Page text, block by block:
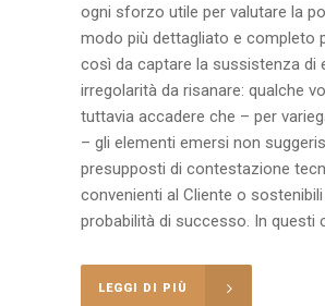
ogni sforzo utile per valutare la
modo più dettagliato e completo
così da captare la sussistenza di
irregolarità da risanare: qualche
tuttavia accadere che – per
– gli elementi emersi non
presupposti di contestazione
convenienti al Cliente o
probabilità di successo. In questi
LEGGI DI PIÙ